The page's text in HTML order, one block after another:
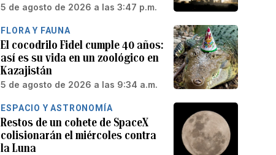
5 de agosto de 2026 a las 3:47 p.m.
FLORA Y FAUNA
El cocodrilo Fidel cumple 40 años:
así es su vida en un zoológico en
Kazajistán
5 de agosto de 2026 a las 9:34 a.m.
ESPACIO Y ASTRONOMÍA
Restos de un cohete de SpaceX
colisionarán el miércoles contra
la Luna